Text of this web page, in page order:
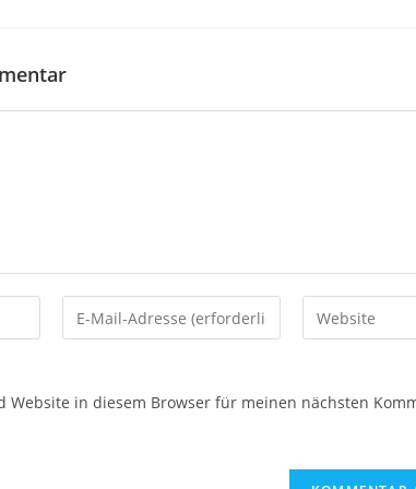
Website in diesem Browser für meinen nächsten